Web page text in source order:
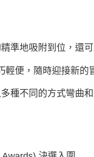
準地吸附到位，還
便，隨時迎接新的
種不同的方式彎曲和